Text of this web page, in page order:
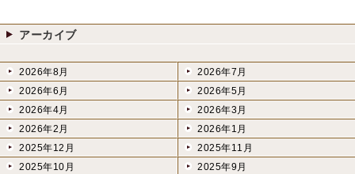
アーカイブ
2026年8月
2026年7月
2026年6月
2026年5月
2026年4月
2026年3月
2026年2月
2026年1月
2025年12月
2025年11月
2025年10月
2025年9月